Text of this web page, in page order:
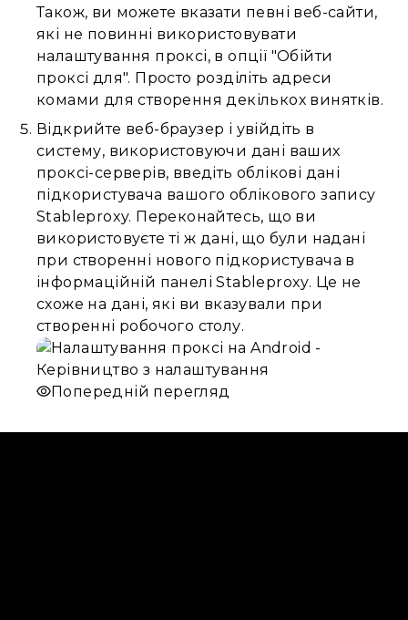
Також, ви можете вказати певні веб-сайти,
які не повинні використовувати
налаштування проксі, в опції "Обійти
проксі для". Просто розділіть адреси
комами для створення декількох винятків.
Відкрийте веб-браузер і увійдіть в
систему, використовуючи дані ваших
проксі-серверів, введіть облікові дані
підкористувача вашого облікового запису
Stableproxy. Переконайтесь, що ви
використовуєте ті ж дані, що були надані
при створенні нового підкористувача в
інформаційній панелі Stableproxy. Це не
схоже на дані, які ви вказували при
створенні робочого столу.
Попередній перегляд